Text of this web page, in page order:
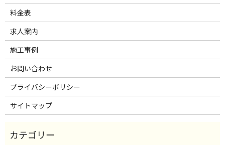
料金表
求人案内
施工事例
お問い合わせ
プライバシーポリシー
サイトマップ